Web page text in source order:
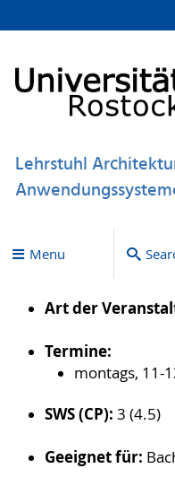
Lehrstuhl
Menu
Art der
Termine:
montags, 11-
SWS (CP): 3 (4.5)
Geeignet für: